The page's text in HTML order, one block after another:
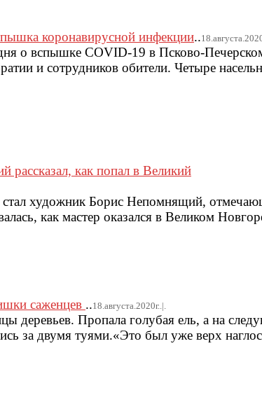
коронавирусной инфекции..
о вспышке COVID-19 в Псково-
и сотрудников обители. Четыре
как попал в Великий
стал художник Борис Непомнящий,
как мастер оказался в Великом
саженцев ..18.августа.2020г..|.
деревьев. Пропала голубая ель, а на
за двумя туями.«Это был уже верх